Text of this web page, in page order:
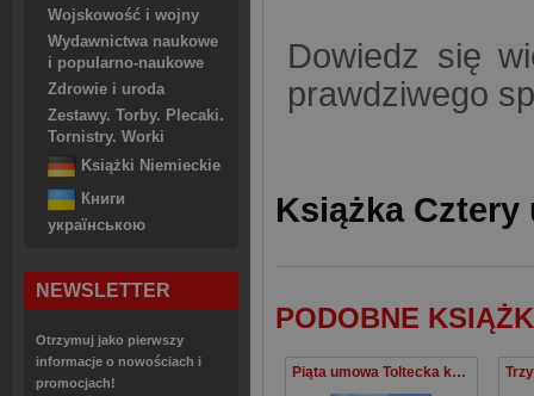
Wojskowość i wojny
Wydawnictwa naukowe
i popularno-naukowe
Zdrowie i uroda
Zestawy. Torby. Plecaki.
Tornistry. Worki
Książki Niemieckie
Книги
українською
NEWSLETTER
Otrzymuj jako pierwszy
informacje o nowościach i
promocjach!
Dowiedz się
prawdziwego
Książka Cztery
PODOBNE
Piąta umowa Toltecka księga mądrości